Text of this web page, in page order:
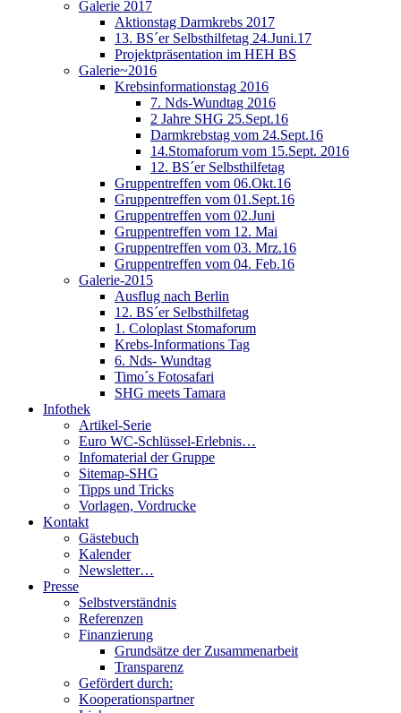
Galerie 2017
Aktionstag Darmkrebs 2017
13. BS´er Selbsthilfetag 24.Juni.17
Projektpräsentation im HEH BS
Galerie~2016
Krebsinformationstag 2016
7. Nds-Wundtag 2016
2 Jahre SHG 25.Sept.16
Darmkrebstag vom 24.Sept.16
14.Stomaforum vom 15.Sept. 2016
12. BS´er Selbsthilfetag
Gruppentreffen vom 06.Okt.16
Gruppentreffen vom 01.Sept.16
Gruppentreffen vom 02.Juni
Gruppentreffen vom 12. Mai
Gruppentreffen vom 03. Mrz.16
Gruppentreffen vom 04. Feb.16
Galerie-2015
Ausflug nach Berlin
12. BS´er Selbsthilfetag
1. Coloplast Stomaforum
Krebs-Informations Tag
6. Nds- Wundtag
Timo´s Fotosafari
SHG meets Tamara
Infothek
Artikel-Serie
Euro WC-Schlüssel-Erlebnis…
Infomaterial der Gruppe
Sitemap-SHG
Tipps und Tricks
Vorlagen, Vordrucke
Kontakt
Gästebuch
Kalender
Newsletter…
Presse
Selbstverständnis
Referenzen
Finanzierung
Grundsätze der Zusammenarbeit
Transparenz
Gefördert durch:
Kooperationspartner